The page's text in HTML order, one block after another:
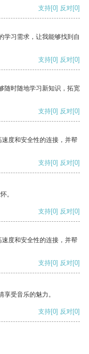
支持[0] 反对[0]
学习需求，让我能够找到自
支持[0] 反对[0]
随时随地学习新知识，拓宽
支持[0] 反对[0]
度和安全性的连接，并帮
支持[0] 反对[0]
。
支持[0] 反对[0]
度和安全性的连接，并帮
支持[0] 反对[0]
受音乐的魅力。
支持[0] 反对[0]